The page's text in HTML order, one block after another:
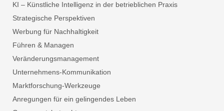
KI – Künstliche Intelligenz in der betrieblichen Praxis
Strategische Perspektiven
Werbung für Nachhaltigkeit
Führen & Managen
Veränderungsmanagement
Unternehmens-Kommunikation
Marktforschung-Werkzeuge
Anregungen für ein gelingendes Leben